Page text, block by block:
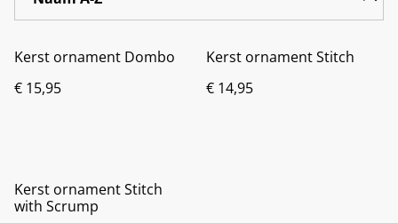
Kerst ornament Dombo
€ 15,95
Kerst ornament Stitch
€ 14,95
Kerst ornament Stitch
with Scrump